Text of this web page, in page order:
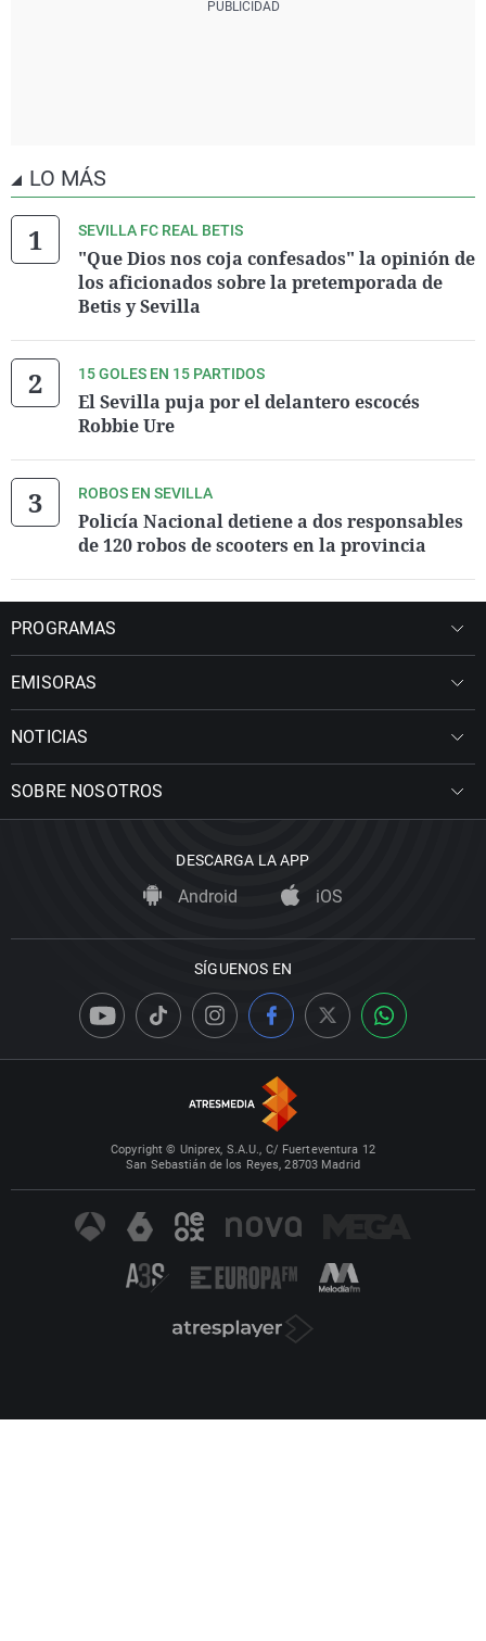
LO MÁS
SEVILLA FC REAL BETIS
"Que Dios nos coja confesados" la opinión de
los aficionados sobre la pretemporada de
Betis y Sevilla
15 GOLES EN 15 PARTIDOS
El Sevilla puja por el delantero escocés
Robbie Ure
ROBOS EN SEVILLA
Policía Nacional detiene a dos responsables
de 120 robos de scooters en la provincia
PROGRAMAS
EMISORAS
NOTICIAS
SOBRE NOSOTROS
DESCARGA LA APP
Android iOS
SÍGUENOS EN
Copyright © Uniprex, S.A.U., C/ Fuerteventura 12
San Sebastián de los Reyes, 28703 Madrid